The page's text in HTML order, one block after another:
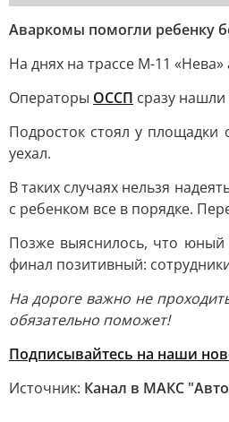
Аваркомы помогли ребенку
На днях на трассе М-11
Операторы ОССП сразу
Подросток стоял у
уехал.
В таких случаях нельзя
с ребенком все в порядке.
Позже выяснилось, что юный
финал позитивный:
На дороге важно не
обязательно поможет!
Подписывайтесь на наши
Источник: Канал в МАКС